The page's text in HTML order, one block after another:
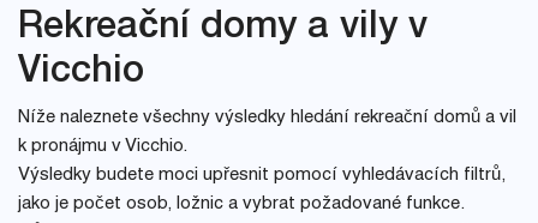
Rekreační domy a vily v
Vicchio
Níže naleznete všechny výsledky hledání rekreační domů a vil
k pronájmu v Vicchio.
Výsledky budete moci upřesnit pomocí vyhledávacích filtrů,
jako je počet osob, ložnic a vybrat požadované funkce.